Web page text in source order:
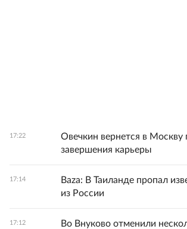
17:22
Овечкин вернется в Москву
завершения карьеры
17:14
Baza: В Таиланде пропал
из России
17:12
Во Внуково отменили